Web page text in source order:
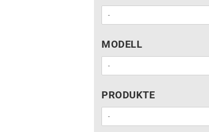
MODELL
MODELL
PRODUKTE
PRODUKTE